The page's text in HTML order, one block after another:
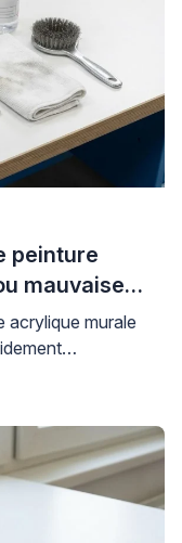
peinture
mauvaise
acrylique murale
de vos
plâtre, n’offrent
exposant ainsi
[…]